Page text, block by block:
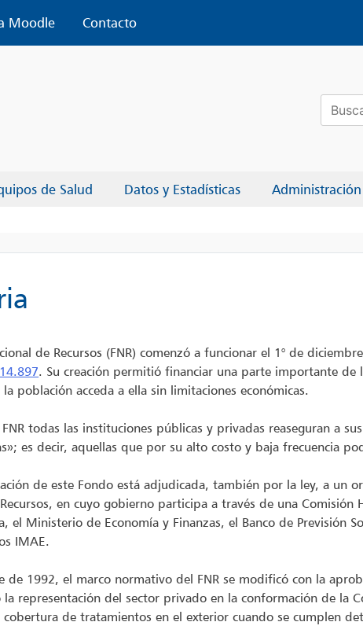
Moodle
Contacto
de Salud Datos y Estadísticas Administración
Buscar:
de Recursos (FNR) comenzó a funcionar el 1° de
. Su creación permitió financiar una parte importante
población acceda a ella sin limitaciones económicas.
todas las instituciones públicas y privadas reaseguran a
es decir, aquellas que por su alto costo y baja frecuencia
de este Fondo está adjudicada, también por la ley, a un
en cuyo gobierno participa a través de una
el Ministerio de Economía y Finanzas, el Banco de Previsión
IMAE.
de 1992, el marco normativo del FNR se modificó con la
la representación del sector privado en la conformación de la
cobertura de tratamientos en el exterior cuando se cumplen